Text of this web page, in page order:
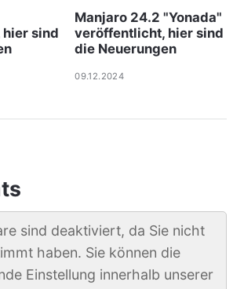
sind
Manjaro 24.2 "Yonada"
veröffentlicht, hier sind
die Neuerungen
09.12.2024
sind deaktiviert, da Sie nicht
haben. Sie können die
Einstellung innerhalb unserer